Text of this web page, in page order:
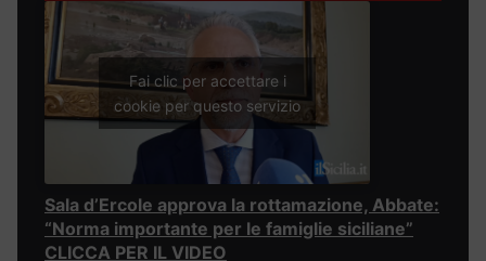
Fai clic per accettare i
cookie per questo servizio
Sala d’Ercole approva la rottamazione, Abbate:
“Norma importante per le famiglie siciliane”
CLICCA PER IL VIDEO